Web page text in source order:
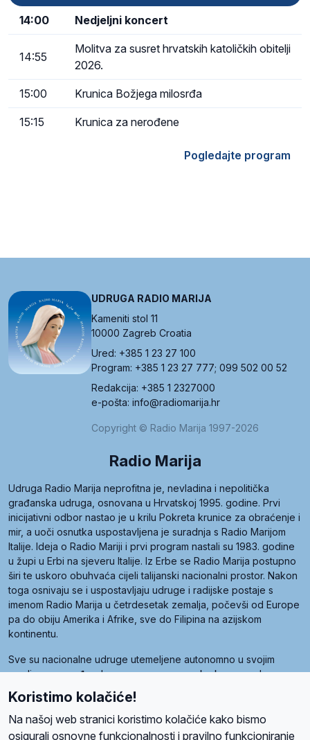
14:00 Nedjeljni koncert
14:55
Molitva za susret hrvatskih katoličkih obitelji
2026.
15:00 Krunica Božjega milosrđa
15:15 Krunica za nerođene
Pogledajte program
UDRUGA RADIO MARIJA
Kameniti stol 11
10000 Zagreb Croatia
Ured: +385 1 23 27 100
Program: +385 1 23 27 777; 099 502 00 52
Redakcija: +385 1 2327000
e-pošta: info@radiomarija.hr
Copyright © Radio Marija 1997-2026
Radio Marija
Udruga Radio Marija neprofitna je, nevladina i nepolitička
građanska udruga, osnovana u Hrvatskoj 1995. godine. Prvi
inicijativni odbor nastao je u krilu Pokreta krunice za obraćenje i
mir, a uoči osnutka uspostavljena je suradnja s Radio Marijom
Italije. Ideja o Radio Mariji i prvi program nastali su 1983. godine
u župi u Erbi na sjeveru Italije. Iz Erbe se Radio Marija postupno
širi te uskoro obuhvaća cijeli talijanski nacionalni prostor. Nakon
toga osnivaju se i uspostavljaju udruge i radijske postaje s
imenom Radio Marija u četrdesetak zemalja, počevši od Europe
pa do obiju Amerika i Afrike, sve do Filipina na azijskom
kontinentu.
Sve su nacionalne udruge utemeljene autonomno u svojim
zemljama, a međusobna su povezane preko krovne udruge
pod nazivom Svjetska obitelj Radio Marije (World Family of
Radio Maria). Svjetsku obitelj utemeljilo je sedam članica, među
kojima je i hrvatska Udruga Radio Marija.
Koristimo kolačiće!
Na našoj web stranici koristimo kolačiće kako bismo
osigurali osnovne funkcionalnosti i pravilno funkcioniranje